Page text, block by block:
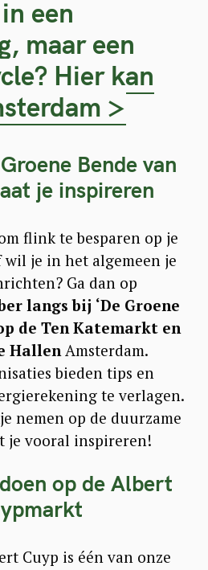
een
maar een
Hier kan
>
Bende van
je inspireren
flink te besparen op je
je in het algemeen je
Ga dan op
langs bij ‘De Groene
de Ten Katemarkt en
HallenAmsterdam.
bieden tips en
te verlagen.
nemen op de duurzame
je vooral inspireren!
op de Albert
Cuyp is één van onze